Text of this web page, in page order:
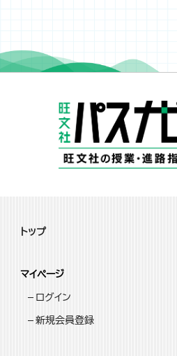
トップ
マイページ
ログイン
新規会員登録